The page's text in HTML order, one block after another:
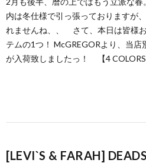
内は冬仕様で引っ張っておりますが
れませんね、、 さて、本日は皆様
テムの1つ！ McGREGORより、当店
が入荷致しましたっ！ 【4
[LEVI`S & FARAH]